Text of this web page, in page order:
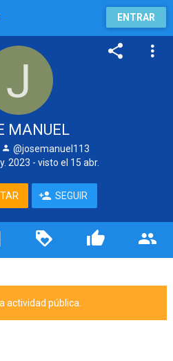
ENTRAR
MANUEL
@josemanuel113
2023 - visto el 15 abr.
SEGUIR
actividad pública.